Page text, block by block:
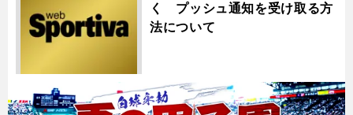
く プッシュ通知を受け取る方
法について